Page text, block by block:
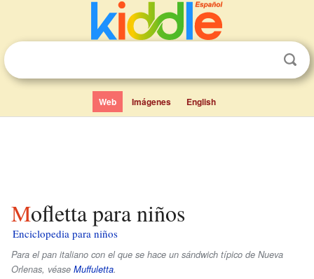
Web Imágenes English
Mofletta para niños
Enciclopedia para niños
Para el pan italiano con el que se hace un sándwich típico de Nueva
Orlenas, véase Muffuletta.